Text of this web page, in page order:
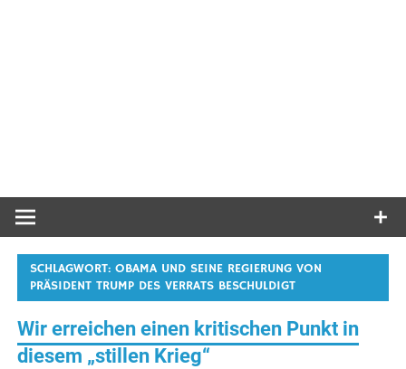
SCHLAGWORT:OBAMA UND SEINE REGIERUNG VON
PRÄSIDENT TRUMP DES VERRATS BESCHULDIGT
Wir erreichen einen kritischen Punkt in
diesem „stillen Krieg“